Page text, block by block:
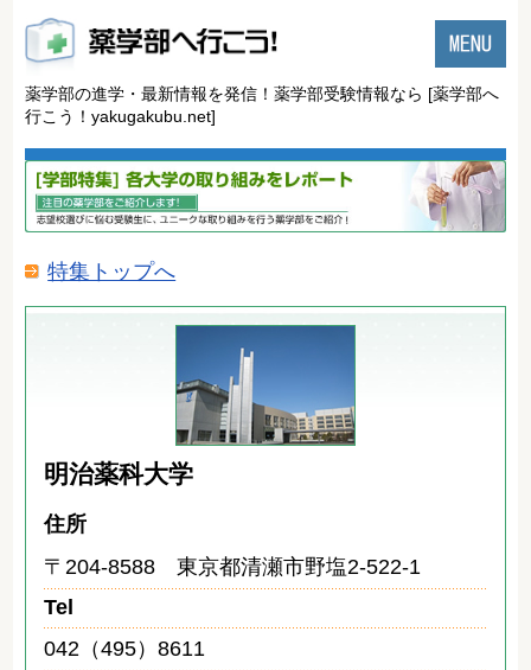
薬学部の進学・最新情報を発信！薬学部受験情報なら [薬学部へ
行こう！yakugakubu.net]
特集トップへ
明治薬科大学
住所
〒204-8588 東京都清瀬市野塩2-522-1
Tel
042（495）8611